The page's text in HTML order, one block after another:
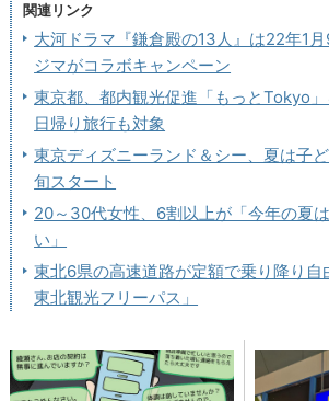
関連リンク
大河ドラマ『鎌倉殿の13人』は22年1
ジマがコラボキャンペーン
東京都、都内観光促進「もっとTokyo」
日帰り旅行も対象
東京ディズニーランド＆シー、夏は子
旬スタート
20～30代女性、6割以上が「今年の夏
い」
東北6県の高速道路が定額で乗り降り
東北観光フリーパス」